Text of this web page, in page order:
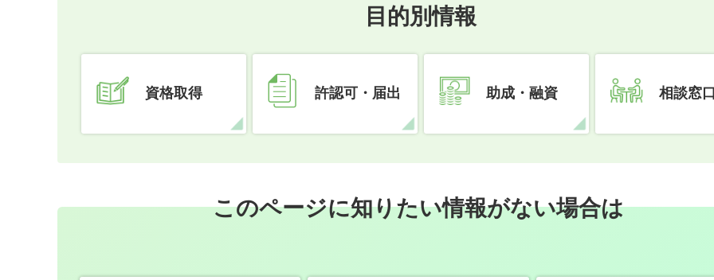
目的別情報
資格取得 許認可・届出 助成・融資 相談窓
このページに知りたい情報がない場合は